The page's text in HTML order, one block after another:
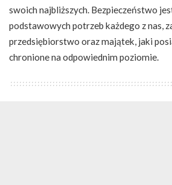
swoich najbliższych. Bezpieczeństwo
podstawowych potrzeb każdego z nas,
przedsiębiorstwo oraz majątek, jaki
chronione na odpowiednim poziomie.